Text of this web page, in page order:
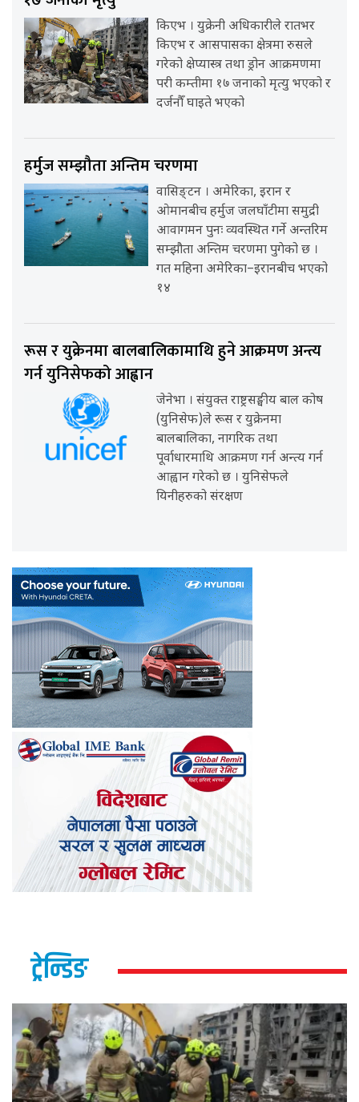
किएभ । युक्रेनी अधिकारीले रातभर
किएभ र आसपासका क्षेत्रमा रुसले
गरेको क्षेप्यास्त्र तथा ड्रोन आक्रमणमा
परी कम्तीमा १७ जनाको मृत्यु भएको र
दर्जनौँ घाइते भएको
हर्मुज सम्झौता अन्तिम चरणमा
वासिङ्टन । अमेरिका, इरान र
ओमानबीच हर्मुज जलघाँटीमा समुद्री
आवागमन पुनः व्यवस्थित गर्ने अन्तरिम
सम्झौता अन्तिम चरणमा पुगेको छ ।
गत महिना अमेरिका–इरानबीच भएको
१४
रूस र युक्रेनमा बालबालिकामाथि हुने आक्रमण अन्त्य
गर्न युनिसेफको आह्वान
जेनेभा । संयुक्त राष्ट्रसङ्घीय बाल कोष
(युनिसेफ)ले रूस र युक्रेनमा
बालबालिका, नागरिक तथा
पूर्वाधारमाथि आक्रमण गर्न अन्त्य गर्न
आह्वान गरेको छ । युनिसेफले
यिनीहरुको संरक्षण
ट्रेन्डिङ